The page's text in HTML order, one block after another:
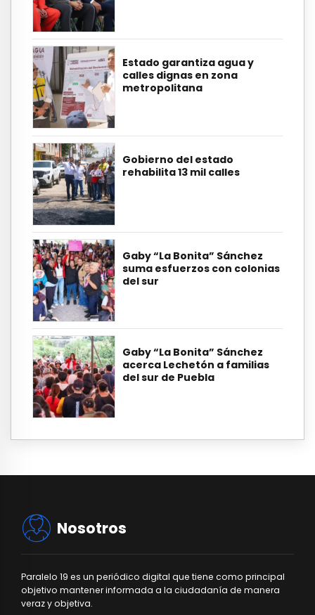
Estado garantiza agua y
calles dignas en zona
metropolitana
Gobierno del estado
rehabilita 13 mil calles
Gaby “La Bonita” Sánchez
suma esfuerzos con colonias
del sur
Gaby “La Bonita” Sánchez
acerca Lechetón a familias
del sur de Puebla
Nosotros
Paralelo 19 es un periódico digital que tiene como principal
objetivo mantener informada a la ciudadanía de manera
veraz y objetiva.